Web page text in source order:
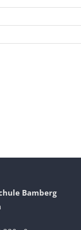
Bamberg